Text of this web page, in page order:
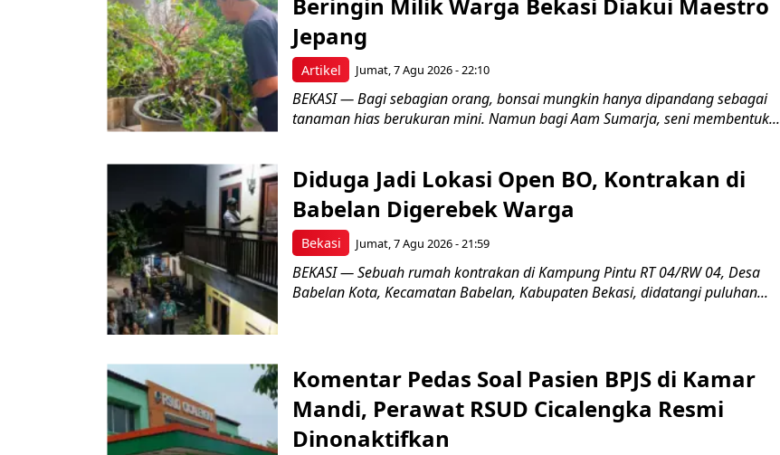
Artikel
Jepang
Jumat, 7 Agu 2026 - 22:10
BEKASI — Bagi sebagian orang, bonsai mungkin hanya dipandang sebagai
tanaman hias berukuran mini. Namun bagi Aam Sumarja, seni membentuk...
Bekasi
Diduga Jadi Lokasi Open BO, Kontrakan di
Babelan Digerebek Warga
Jumat, 7 Agu 2026 - 21:59
BEKASI — Sebuah rumah kontrakan di Kampung Pintu RT 04/RW 04, Desa
Babelan Kota, Kecamatan Babelan, Kabupaten Bekasi, didatangi puluhan...
Komentar Pedas Soal Pasien BPJS di Kamar
Mandi, Perawat RSUD Cicalengka Resmi
Dinonaktifkan